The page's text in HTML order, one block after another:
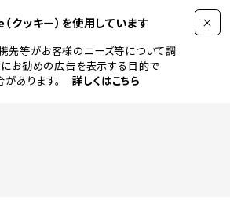
クッキー）を使用しています
先等がお客様のニーズ等について調
お勧めの広告を表示する目的で
あります。
詳しくはこちら